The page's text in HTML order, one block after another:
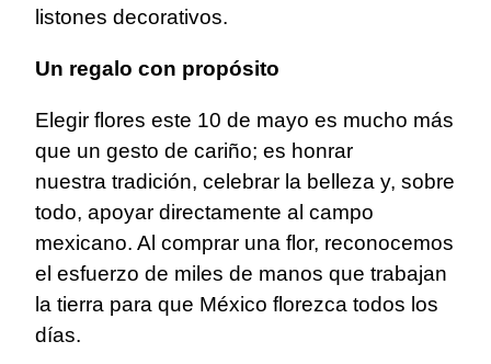
listones decorativos.
Un regalo con propósito
Elegir flores este 10 de mayo es mucho más
que un gesto de cariño; es honrar
nuestra tradición, celebrar la belleza y, sobre
todo, apoyar directamente al campo
mexicano. Al comprar una flor, reconocemos
el esfuerzo de miles de manos que trabajan
la tierra para que México florezca todos los
días.